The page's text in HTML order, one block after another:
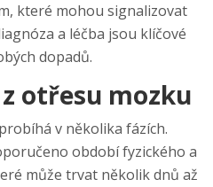
které mohou signalizovat
a léčba jsou klíčové
dopadů.
otřesu mozku
v několika fázích.
období fyzického a
může trvat několik dnů až